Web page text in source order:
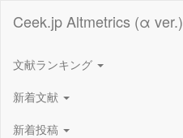
Ceek.jp Altmetrics (α ver.)
文献ランキング
新着文献
新着投稿